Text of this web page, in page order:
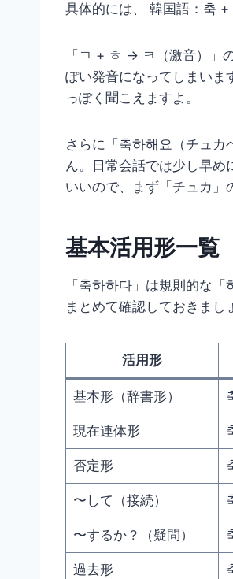
具体的には、 韓国語：축
「ㄱ + ㅎ → ㅋ（激音）」
ぽい発音になってしまいま
っぽく聞こえますよ。
さらに「축하해요（チュ
ん。日常会話では少し早め
いいので、まず「チュカ」
基本活用形一覧
「축하하다」は規則的な
まとめて確認しておきまし
活用形
基本形（辞書形）
現在連体形
否定形
〜して（接続）
〜するか？（疑問）
過去形